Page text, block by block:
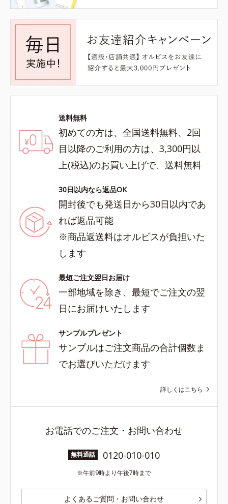
送料無料
初めての方は、全国送料無料、2回
目以降のご利用の方は、3,300円以
上(税込)のお買い上げで、送料無料
30日以内なら返品OK
開封後でも発送日から30日以内であ
れば返品可能
※商品返送料はオルビスが負担いた
します
最短ご注文翌日お届け
一部地域を除き、最短でご注文の翌
日にお届けいたします
サンプルプレゼント
サンプルはご注文商品の合計個数ま
でお選びいただけます
詳しくはこちら
お電話でのご注文・お問い合わせ
無料通話 0120-010-010
午前9時より午後7時まで
よくあるご質問・お問い合わせ